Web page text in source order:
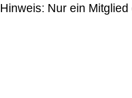
Hinweis: Nur ein